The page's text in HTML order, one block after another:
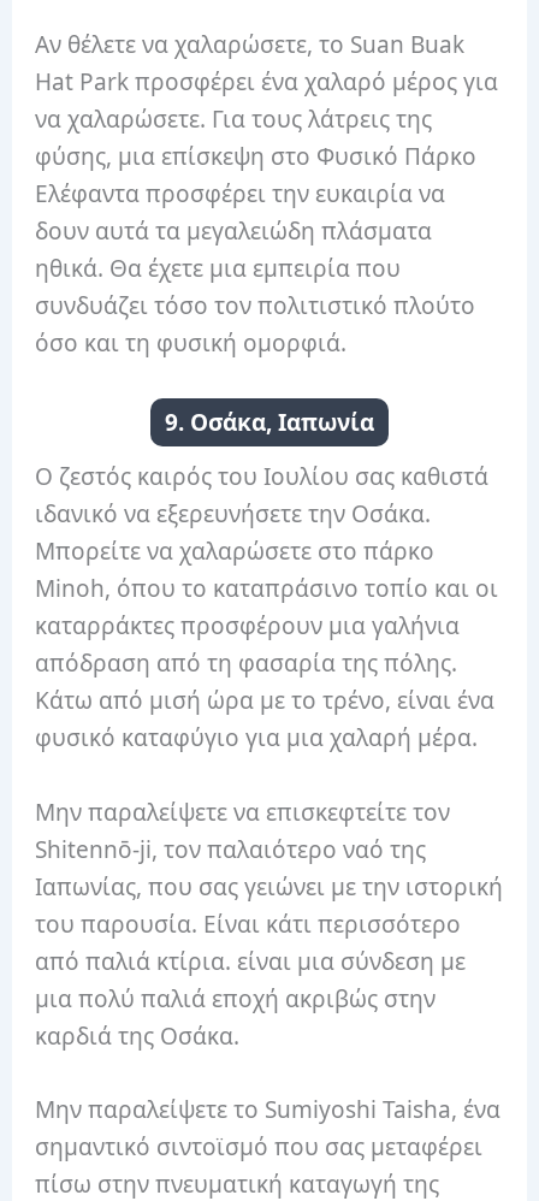
Αν θέλετε να χαλαρώσετε, το Suan Buak
Hat Park προσφέρει ένα χαλαρό μέρος για
να χαλαρώσετε. Για τους λάτρεις της
φύσης, μια επίσκεψη στο Φυσικό Πάρκο
Ελέφαντα προσφέρει την ευκαιρία να
δουν αυτά τα μεγαλειώδη πλάσματα
ηθικά. Θα έχετε μια εμπειρία που
συνδυάζει τόσο τον πολιτιστικό πλούτο
όσο και τη φυσική ομορφιά.
9. Οσάκα, Ιαπωνία
Ο ζεστός καιρός του Ιουλίου σας καθιστά
ιδανικό να εξερευνήσετε την Οσάκα.
Μπορείτε να χαλαρώσετε στο πάρκο
Minoh, όπου το καταπράσινο τοπίο και οι
καταρράκτες προσφέρουν μια γαλήνια
απόδραση από τη φασαρία της πόλης.
Κάτω από μισή ώρα με το τρένο, είναι ένα
φυσικό καταφύγιο για μια χαλαρή μέρα.
Μην παραλείψετε να επισκεφτείτε τον
Shitennō-ji, τον παλαιότερο ναό της
Ιαπωνίας, που σας γειώνει με την ιστορική
του παρουσία. Είναι κάτι περισσότερο
από παλιά κτίρια. είναι μια σύνδεση με
μια πολύ παλιά εποχή ακριβώς στην
καρδιά της Οσάκα.
Μην παραλείψετε το Sumiyoshi Taisha, ένα
σημαντικό σιντοϊσμό που σας μεταφέρει
πίσω στην πνευματική καταγωγή της